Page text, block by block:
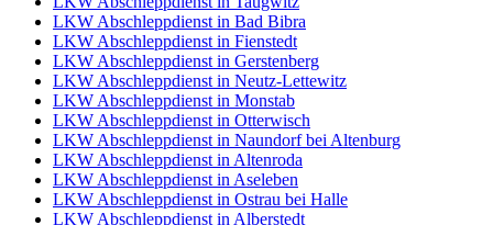
LKW Abschleppdienst in Bad Bibra
LKW Abschleppdienst in Fienstedt
LKW Abschleppdienst in Gerstenberg
LKW Abschleppdienst in Neutz-Lettewitz
LKW Abschleppdienst in Monstab
LKW Abschleppdienst in Otterwisch
LKW Abschleppdienst in Naundorf bei Altenburg
LKW Abschleppdienst in Altenroda
LKW Abschleppdienst in Aseleben
LKW Abschleppdienst in Ostrau bei Halle
LKW Abschleppdienst in Alberstedt